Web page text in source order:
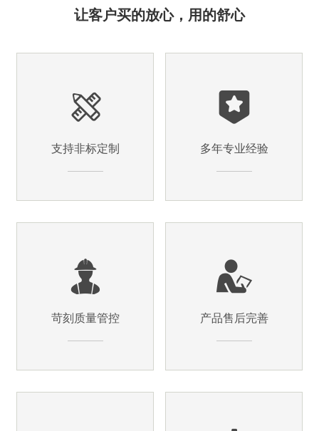
让客户买的放心，用的舒心
支持非标定制 多年专业经验
苛刻质量管控 产品售后完善